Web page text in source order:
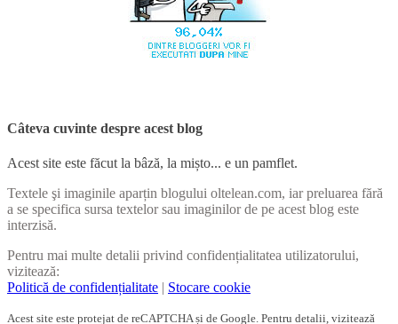
Câteva cuvinte despre acest blog
Acest site este făcut la bâză, la mișto... e un pamflet.
Textele şi imaginile aparțin blogului oltelean.com, iar preluarea fără
a se specifica sursa textelor sau imaginilor de pe acest blog este
interzisă.
Pentru mai multe detalii privind confidențialitatea utilizatorului,
vizitează:
Politică de confidențialitate | Stocare cookie
Acest site este protejat de reCAPTCHA și de Google. Pentru detalii, vizitează